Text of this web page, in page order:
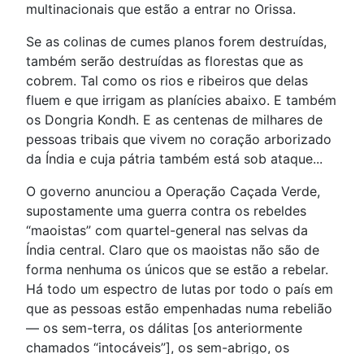
multinacionais que estão a entrar no Orissa.
Se as colinas de cumes planos forem destruídas,
também serão destruídas as florestas que as
cobrem. Tal como os rios e ribeiros que delas
fluem e que irrigam as planícies abaixo. E também
os Dongria Kondh. E as centenas de milhares de
pessoas tribais que vivem no coração arborizado
da Índia e cuja pátria também está sob ataque...
O governo anunciou a Operação Caçada Verde,
supostamente uma guerra contra os rebeldes
“maoistas” com quartel-general nas selvas da
Índia central. Claro que os maoistas não são de
forma nenhuma os únicos que se estão a rebelar.
Há todo um espectro de lutas por todo o país em
que as pessoas estão empenhadas numa rebelião
— os sem-terra, os dálitas [os anteriormente
chamados “intocáveis”], os sem-abrigo, os